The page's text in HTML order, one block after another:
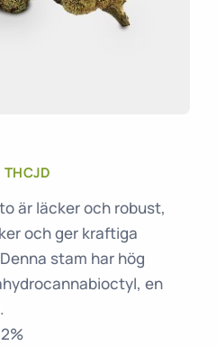
THCJD
är läcker och robust,
och ger kraftiga
stam har hög
en